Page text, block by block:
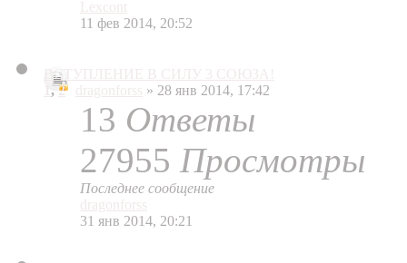
11 фев 2014, 20:52
ВСТУПЛЕНИЕ В СИЛУ 3 СОЮЗА!
,2 » 28 янв 2014, 17:42
13 Ответы
27955 Просмотры
Последнее сообщение
31 янв 2014, 20:21